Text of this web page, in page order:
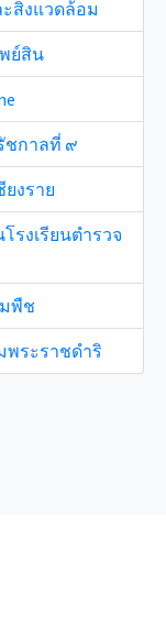
สิ่งแวดล้อม
ย์สิน
ชกาลที่ ๙
งราย
รงเรียนตำรวจ
พืช
พระราชดำริ